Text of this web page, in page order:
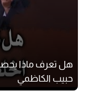
هل تعرف ماذا
حبيب الكاظمي